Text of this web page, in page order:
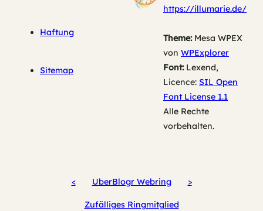
Haftung
Sitemap
https://illumarie.de/
Theme:Mesa WPEX
von WPExplorer
Font:Lexend,
Licence: SIL Open
Font License 1.1
Alle Rechte
vorbehalten.
< UberBlogr Webring >
Zufälliges Ringmitglied